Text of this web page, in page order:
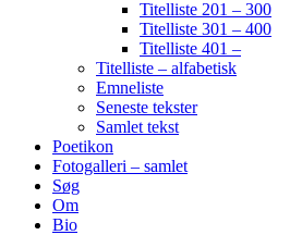
Titelliste 201 – 300
Titelliste 301 – 400
Titelliste 401 –
Titelliste – alfabetisk
Emneliste
Seneste tekster
Samlet tekst
Poetikon
Fotogalleri – samlet
Søg
Om
Bio